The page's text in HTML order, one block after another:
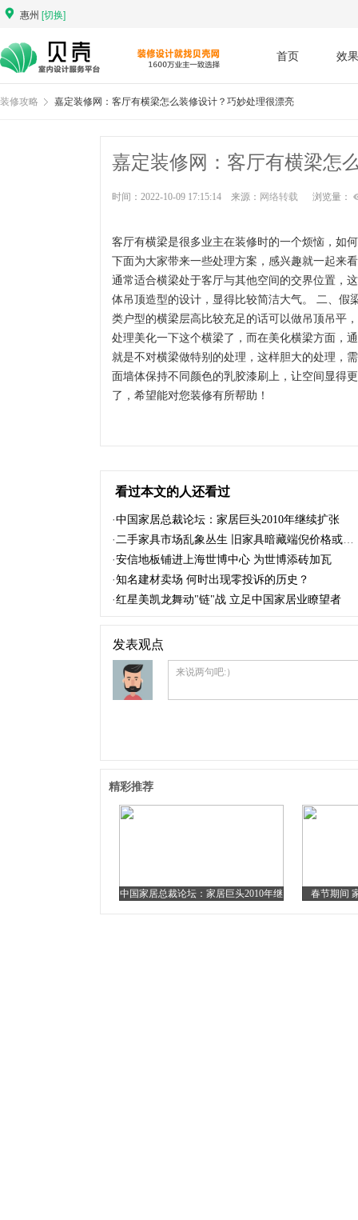
惠州 [切换]
首页 效
装修攻略 嘉定装修网：客厅有横梁怎么装修设计？巧妙处理很漂亮
嘉定装修网：客厅有横梁怎
时间：2022-10-09 17:15:14 来源： 网络转载 浏览量：
客厅有横梁是很多业主在装修时的一个烦恼，如
下面为大家带来一些处理方案，感兴趣就一起来
通常适合横梁处于客厅与其他空间的交界位置，
体吊顶造型的设计，显得比较简洁大气。 二、假
类户型的横梁层高比较充足的话可以做吊顶吊平
处理美化一下这个横梁了，而在美化横梁方面，
就是不对横梁做特别的处理，这样胆大的处理，
面墙体保持不同颜色的乳胶漆刷上，让空间显得
了，希望能对您装修有所帮助！
看过本文的人还看过
·中国家居总裁论坛：家居巨头2010年继续扩张
·二手家具市场乱象丛生 旧家具暗藏端倪价格或飙升
·安信地板铺进上海世博中心 为世博添砖加瓦
·知名建材卖场 何时出现零投诉的历史？
·红星美凯龙舞动"链"战 立足中国家居业瞭望者
发表观点
来说两句吧:）
精彩推荐
中国家居总裁论坛：家居巨头2010年继
春节期间